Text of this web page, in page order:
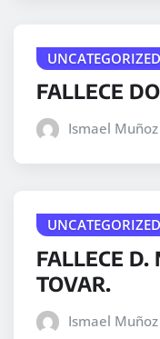
UNCATEGORIZED
FALLECE
Ismael
UNCATEGORIZED
FALLECE D.
TOVAR.
Ismael